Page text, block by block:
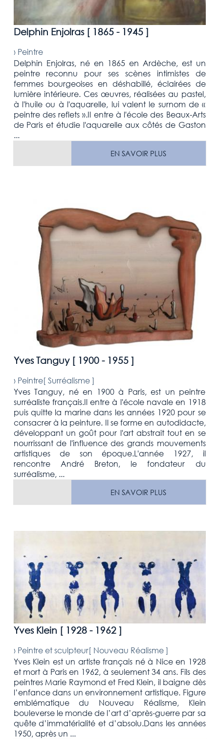
Delphin Enjolras [ 1865 - 1945]
› Peintre
Delphin Enjolras, né en 1865 en Ardèche, est un
peintre reconnu pour ses scènes intimistes de
femmes bourgeoises en déshabillé, éclairées de
lumière intérieure. Ces œuvres, réalisées au pastel,
à l'huile ou à l'aquarelle, lui valent le surnom de «
peintre des reflets ».Il entre à l'école des Beaux-Arts
de Paris et étudie l'aquarelle aux côtés de Gaston
...
EN SAVOIR PLUS
Yves Tanguy [ 1900 - 1955]
› Peintre[ Surréalisme]
Yves Tanguy, né en 1900 à Paris, est un peintre
surréaliste français.Il entre à l'école navale en 1918
puis quitte la marine dans les années 1920 pour se
consacrer à la peinture. Il se forme en autodidacte,
développant un goût pour l'art abstrait tout en se
nourrissant de l'influence des grands mouvements
artistiques de son époque.L'année 1927, il
rencontre André Breton, le fondateur du
surréalisme, ...
EN SAVOIR PLUS
Yves Klein [ 1928 - 1962]
› Peintre et sculpteur[ Nouveau Réalisme]
Yves Klein est un artiste français né à Nice en 1928
et mort à Paris en 1962, à seulement 34 ans. Fils des
peintres Marie Raymond et Fred Klein, il baigne dès
l’enfance dans un environnement artistique. Figure
emblématique du Nouveau Réalisme, Klein
bouleverse le monde de l’art d’après-guerre par sa
quête d’immatérialité et d’absolu.Dans les années
1950, après un ...